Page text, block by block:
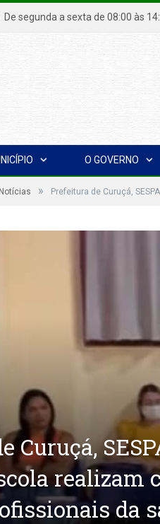
De segunda a sexta de 08:00
O GOVERNO
Notícias » Prefeitura de Curuçá,
Curuçá,
realizam
da